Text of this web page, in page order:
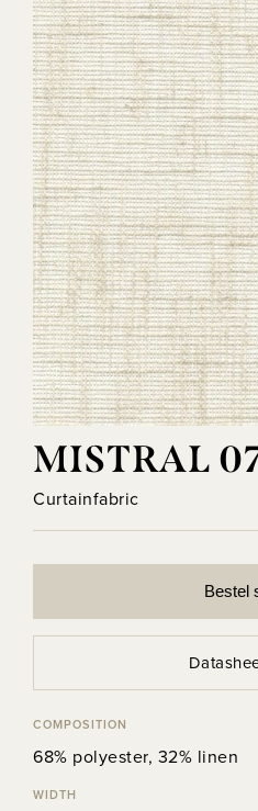
MISTRAL
Curtainfabric
Bestel
COMPOSITION
68% polyester, 32% linen
WIDTH